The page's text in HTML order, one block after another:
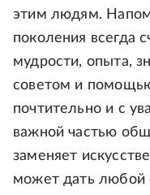
этим людям.
поколения всегда
мудрости, опыта,
советом и
почтительно и с
важной частью
заменяет
может дать любой